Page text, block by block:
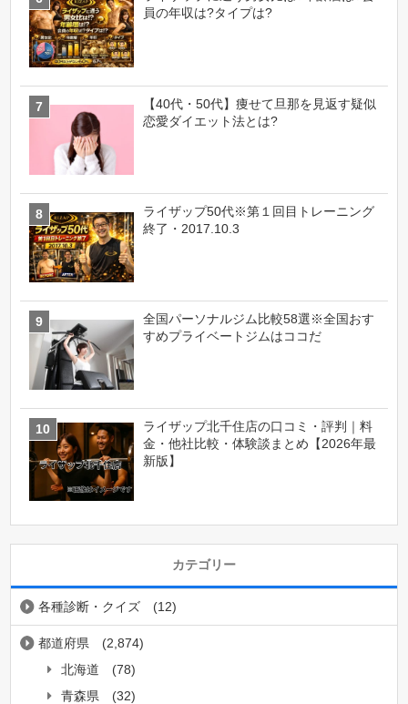
員の年収は?タイプは?
【40代・50代】痩せて旦那を見返す疑似
恋愛ダイエット法とは?
ライザップ50代※第１回目トレーニング
終了・2017.10.3
全国パーソナルジム比較58選※全国おす
すめプライベートジムはココだ
ライザップ北千住店の口コミ・評判｜料
金・他社比較・体験談まとめ【2026年最
新版】
カテゴリー
各種診断・クイズ (12)
都道府県
(2,874)
北海道
(78)
青森県
(32)